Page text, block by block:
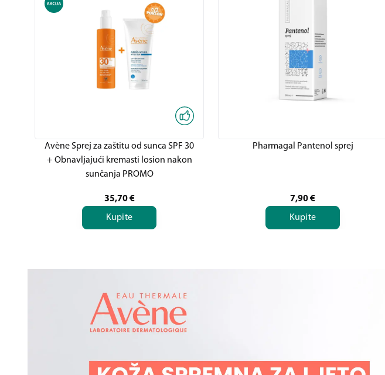
Avène Sprej za zaštitu od sunca SPF 30
+ Obnavljajući kremasti losion nakon
sunčanja PROMO
35,70 €
Kupite
Pharmagal Pantenol sprej
7,90€
Kupite